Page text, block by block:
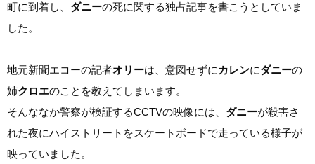
町に到着し、 ダニーの死に関する独占記事を書こうとしていま
した。
地元新聞エコーの記者オリーは、意図せずにカレンにダニーの
姉クロエのことを教えてしまいます。
そんななか警察が検証するCCTVの映像には、 ダニーが殺害さ
れた夜にハイストリートをスケートボードで走っている様子が
映っていました。